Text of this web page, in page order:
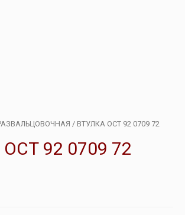
/ ВТУЛКА ОСТ 92 0709 72
92 0709 72